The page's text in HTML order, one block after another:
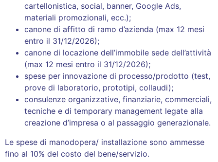
cartellonistica, social, banner, Google Ads,
materiali promozionali, ecc.);
canone di affitto di ramo d’azienda (max 12 mesi
entro il 31/12/2026);
canone di locazione dell’immobile sede dell’attività
(max 12 mesi entro il 31/12/2026);
spese per innovazione di processo/prodotto (test,
prove di laboratorio, prototipi, collaudi);
consulenze organizzative, finanziarie, commerciali,
tecniche e di temporary management legate alla
creazione d’impresa o al passaggio generazionale.
Le spese di manodopera/ installazione sono ammesse
fino al 10% del costo del bene/servizio.